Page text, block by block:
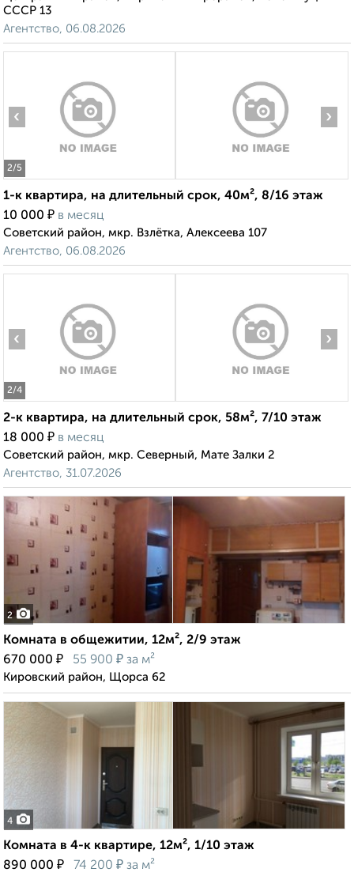
СССР 13
Агентство, 06.08.2026
2/5
‹ ›
1-к квартира, на длительный срок, 40м², 8/16 этаж
10 000 ₽ в месяц
Советский район, мкр. Взлётка, Алексеева 107
Агентство, 06.08.2026
2/4
‹ ›
2-к квартира, на длительный срок, 58м², 7/10 этаж
18 000 ₽ в месяц
Советский район, мкр. Северный, Мате Залки 2
Агентство, 31.07.2026
2
Комната в общежитии, 12м², 2/9 этаж
670 000 ₽ 55 900 ₽ за м²
Кировский район, Щорса 62
4
Комната в 4-к квартире, 12м², 1/10 этаж
890 000 ₽ 74 200 ₽ за м²